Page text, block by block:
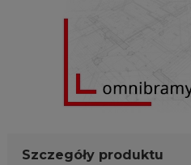
Szczegóły produktu